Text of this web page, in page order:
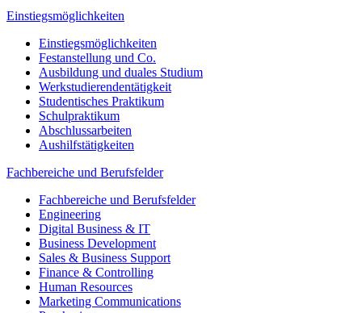
Einstiegsmöglichkeiten
Einstiegsmöglichkeiten
Festanstellung und Co.
Ausbildung und duales Studium
Werkstudierendentätigkeit
Studentisches Praktikum
Schulpraktikum
Abschlussarbeiten
Aushilfstätigkeiten
Fachbereiche und Berufsfelder
Fachbereiche und Berufsfelder
Engineering
Digital Business & IT
Business Development
Sales & Business Support
Finance & Controlling
Human Resources
Marketing Communications